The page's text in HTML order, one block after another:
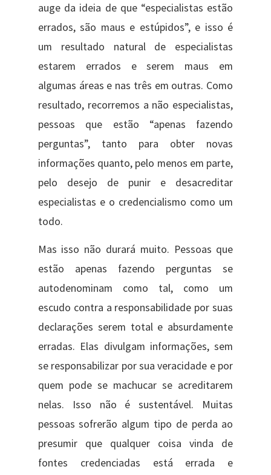
auge da ideia de que “especialistas estão
errados, são maus e estúpidos”, e isso é
um resultado natural de especialistas
estarem errados e serem maus em
algumas áreas e nas três em outras. Como
resultado, recorremos a não especialistas,
pessoas que estão “apenas fazendo
perguntas”, tanto para obter novas
informações quanto, pelo menos em parte,
pelo desejo de punir e desacreditar
especialistas e o credencialismo como um
todo.
Mas isso não durará muito. Pessoas que
estão apenas fazendo perguntas se
autodenominam como tal, como um
escudo contra a responsabilidade por suas
declarações serem total e absurdamente
erradas. Elas divulgam informações, sem
se responsabilizar por sua veracidade e por
quem pode se machucar se acreditarem
nelas. Isso não é sustentável. Muitas
pessoas sofrerão algum tipo de perda ao
presumir que qualquer coisa vinda de
fontes credenciadas está errada e